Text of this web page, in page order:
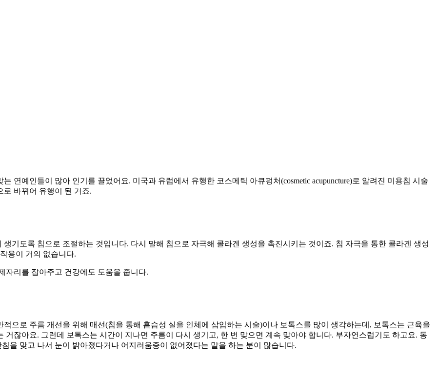
연예인들이 많아 인기를 끌었어요. 미국과 유럽에서 유행한 코스메틱 아큐펑처(cosmetic acupuncture)로 알려진 미용침 시술
바뀌어 유행이 된 거죠.
기도록 침으로 조절하는 것입니다. 다시 말해 침으로 자극해 콜라겐 생성을 촉진시키는 것이죠. 침 자극을 통한 콜라겐 생성
용이 거의 없습니다.
자리를 잡아주고 건강에도 도움을 줍니다.
으로 주름 개선을 위해 매선(침을 통해 흡습성 실을 인체에 삽입하는 시술)이나 보톡스를 많이 생각하는데, 보톡스는 근육을
잖아요. 그런데 보톡스는 시간이 지나면 주름이 다시 생기고, 한 번 맞으면 계속 맞아야 합니다. 부자연스럽기도 하고요. 동
을 맞고 나서 눈이 밝아졌다거나 어지러움증이 없어졌다는 말을 하는 분이 많습니다.